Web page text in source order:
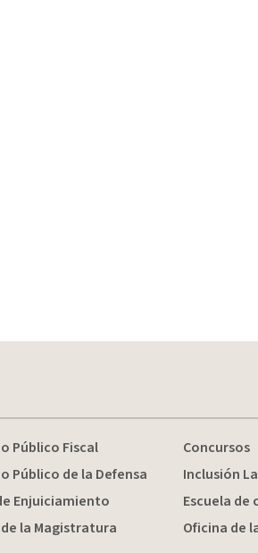
Público Fiscal
Público de la Defensa
Enjuiciamiento
la Magistratura
Concursos
Inclusión
Escuela
Oficina de